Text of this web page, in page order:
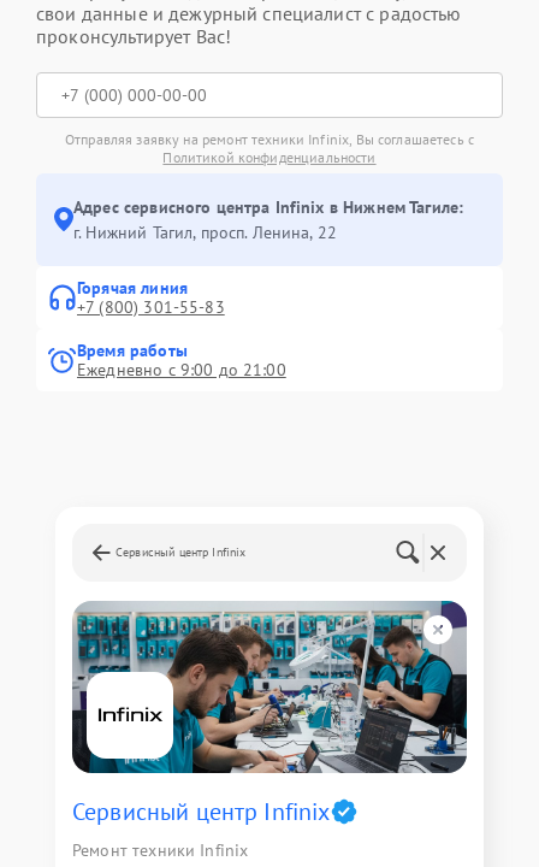
свои данные и дежурный специалист с радостью
проконсультирует Вас!
Отправляя заявку на ремонт техники Infinix, Вы соглашаетесь с
Политикой конфиденциальности
Адрес сервисного центра Infinix в Нижнем Тагиле:
г. Нижний Тагил, просп. Ленина, 22
Горячая линия
+7 (800) 301-55-83
Время работы
Ежедневно с 9:00 до 21:00
Сервисный центр Infinix
Сервисный центр Infinix
Ремонт техники Infinix